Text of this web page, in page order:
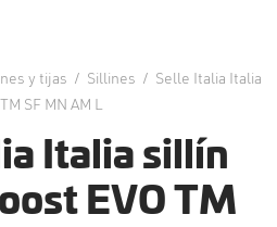
y tijas / Sillines / Selle Italia Italia
SF MN AM L
Italia sillín
EVO TM